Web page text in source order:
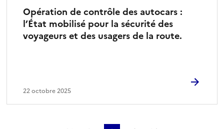
Opération de contrôle des autocars :
l’État mobilisé pour la sécurité des
voyageurs et des usagers de la route.
22 octobre 2025